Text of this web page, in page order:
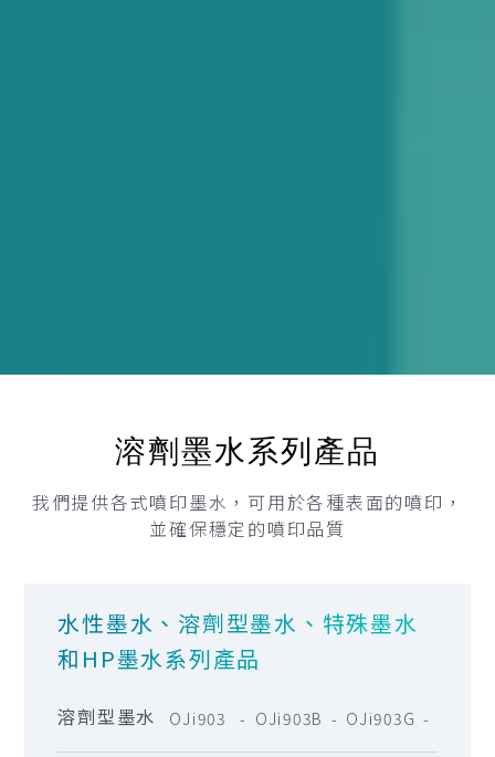
溶劑墨水系列產品
我們提供各式噴印墨水，可用於各種表面的噴印，
並確保穩定的噴印品質
水性墨水、溶劑型墨水、特殊墨水
和HP墨水系列產品
溶劑型墨水 OJi903 - OJi903B - OJi903G -